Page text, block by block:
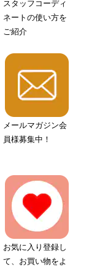
スタッフコーディ
ネートの使い方を
ご紹介
メールマガジン会
員様募集中！
お気に入り登録し
て、お買い物をよ